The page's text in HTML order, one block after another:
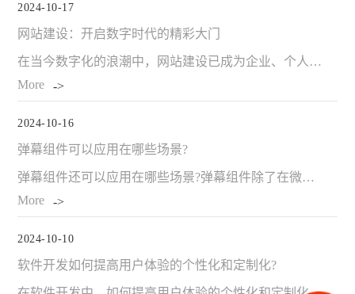
2024-10-17
网站建设：开启数字时代的精彩大门
在当今数字化的浪潮中，网站建设已成为企业、个人乃至整个社会展现自身魅力与价值的关键舞台。 对于企业而言，一个精心打造的网站犹如一座宏伟的商业大厦。它是企业形象的展示窗口，当潜在客户轻轻点击鼠标，进入企业网站的那一刻，就如同踏入了一个充满无限可能的商业…
More
2024-10-16
弹幕组件可以应用在哪些场景?
弹幕组件还可以应用在哪些场景?弹幕组件除了在微信小程序中有广泛应用外，还可以在以下场景中发挥重要作用： 一、视频网站和在线直播平台 在视频网站上，弹幕可以让观众实时分享自己的想法、感受和评论。当用户观看热门影视剧、综艺节目或纪录片时，弹幕能够营造出…
More
2024-10-10
软件开发如何提高用户体验的个性化和定制化?